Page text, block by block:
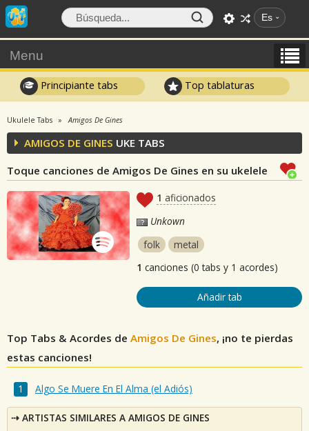
Es
Menu
Principiante tabs Top tablaturas
Ukulele Tabs Amigos De Gines
AMIGOS DE GINES UKE TABS
Toque canciones de Amigos De Gines en su ukelele
1 aficionados
Unkown
folk
metal
1 canciones (0 tabs y 1 acordes)
Añadir tab
Top Tabs & Acordes de Amigos De Gines, ¡no te pierdas
estas canciones!
Algo Se Muere En El Alma (el Adiós)
ARTISTAS SIMILARES A AMIGOS DE GINES